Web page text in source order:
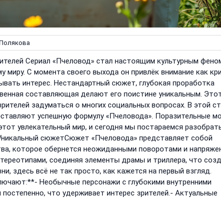
Сериал «Пчеловод» стал настоящим культурным
миру. С момента своего выхода он привлёк внимание как
интерес. Нестандартный сюжет, глубокая проработка
составляющая делают его поистине уникальным.
задуматься о многих социальных вопросах. В этой
успешную формулу «Пчеловода». Поразительные
увлекательный мир, и сегодня мы постараемся
сюжетСюжет «Пчеловода» представляет собой
которое обернется неожиданными поворотами и
соединяя элементы драмы и триллера, что
здесь всё не так просто, как кажется на первый взгляд.
Необычные персонажи с глубокими внутренними
что удерживает интерес зрителей.- Актуальные